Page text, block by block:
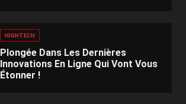
HIGHTECH
Plongée Dans Les Dernières
Innovations En Ligne Qui Vont Vous
Étonner !